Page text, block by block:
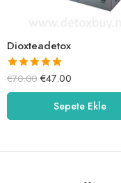
Dioxteadetox
5 üzerinden
5.00oy aldı
€70.00 €47.00
Sepete Ekle